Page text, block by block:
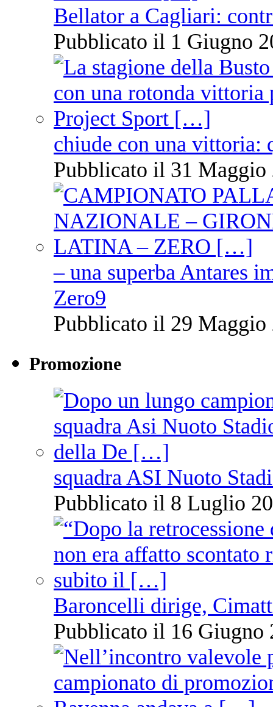
Bellator a Cagliari:
Pubblicato il 1 Giugno
chiude con una vittoria:
Pubblicato il 31 Maggio
– una superba Antares
Zero9
Pubblicato il 29 Maggio
Promozione
squadra ASI Nuoto
Pubblicato il 8 Luglio
Baroncelli dirige,
Pubblicato il 16 Giugno